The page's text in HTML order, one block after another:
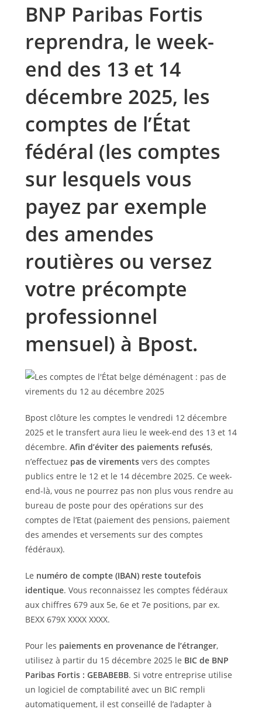
BNP Paribas Fortis
reprendra, le week-
end des 13 et 14
décembre 2025, les
comptes de l’État
fédéral (les comptes
sur lesquels vous
payez par exemple
des amendes
routières ou versez
votre précompte
professionnel
mensuel) à Bpost.
Bpost clôture les comptes le vendredi 12 décembre
2025 et le transfert aura lieu le week-end des 13 et 14
décembre. Afin d’éviter des paiements refusés,
n’effectuez pas de virements vers des comptes
publics entre le 12 et le 14 décembre 2025. Ce week-
end-là, vous ne pourrez pas non plus vous rendre au
bureau de poste pour des opérations sur des
comptes de l’Etat (paiement des pensions, paiement
des amendes et versements sur des comptes
fédéraux).
Le numéro de compte (IBAN) reste toutefois
identique. Vous reconnaissez les comptes fédéraux
aux chiffres 679 aux 5e, 6e et 7e positions, par ex.
BEXX 679X XXXX XXXX.
Pour les paiements en provenance de l’étranger,
utilisez à partir du 15 décembre 2025 le BIC de BNP
Paribas Fortis : GEBABEBB. Si votre entreprise utilise
un logiciel de comptabilité avec un BIC rempli
automatiquement, il est conseillé de l’adapter à